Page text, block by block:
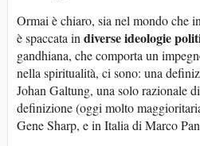
Ormai è chiaro, sia nel mondo che
è spaccata indiverse ideologie
gandhiana, che comporta un
nella spiritualità, ci sono: una
Johan Galtung, una solo razionale
definizione (oggi molto
Gene Sharp, e in Italia di Marco